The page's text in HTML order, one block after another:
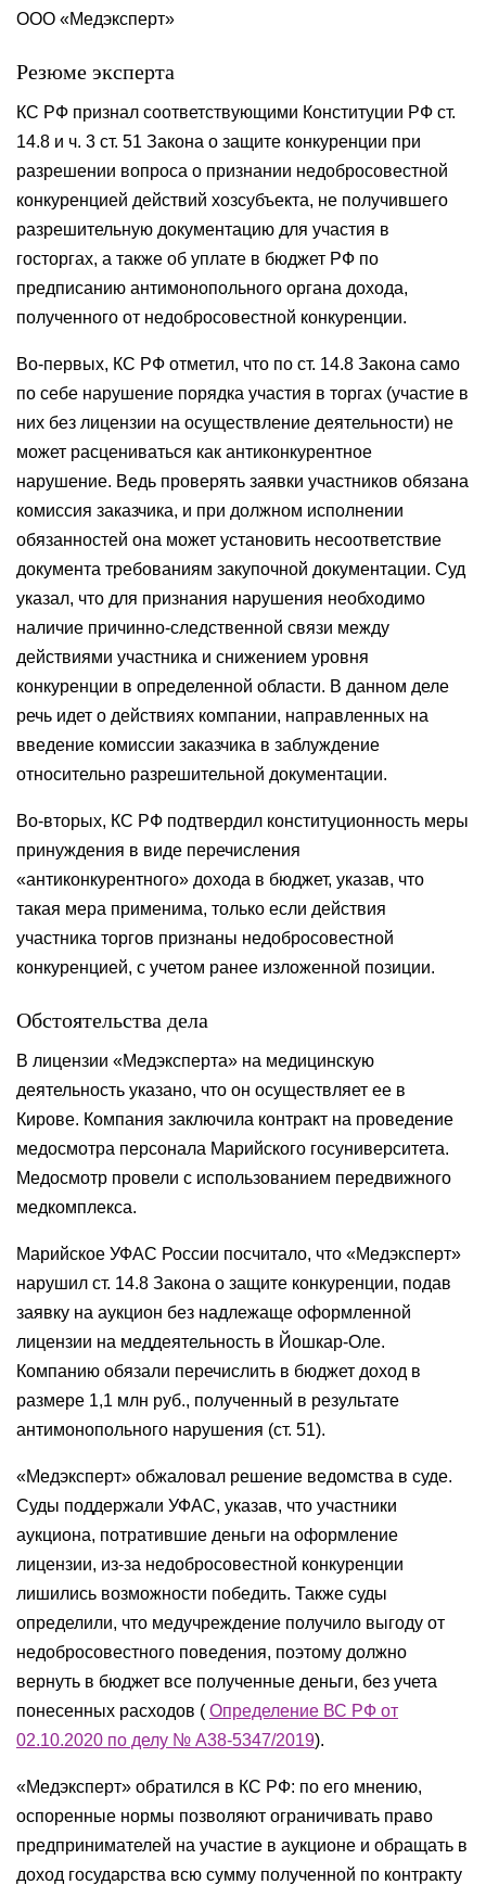
ООО «Медэксперт»
Резюме эксперта
КС РФ признал соответствующими Конституции РФ ст.
14.8 и ч. 3 ст. 51 Закона о защите конкуренции при
разрешении вопроса о признании недобросовестной
конкуренцией действий хозсубъекта, не получившего
разрешительную документацию для участия в
госторгах, а также об уплате в бюджет РФ по
предписанию антимонопольного органа дохода,
полученного от недобросовестной конкуренции.
Во-первых, КС РФ отметил, что по ст. 14.8 Закона само
по себе нарушение порядка участия в торгах (участие в
них без лицензии на осуществление деятельности) не
может расцениваться как антиконкурентное
нарушение. Ведь проверять заявки участников обязана
комиссия заказчика, и при должном исполнении
обязанностей она может установить несоответствие
документа требованиям закупочной документации. Суд
указал, что для признания нарушения необходимо
наличие причинно-следственной связи между
действиями участника и снижением уровня
конкуренции в определенной области. В данном деле
речь идет о действиях компании, направленных на
введение комиссии заказчика в заблуждение
относительно разрешительной документации.
Во-вторых, КС РФ подтвердил конституционность меры
принуждения в виде перечисления
«антиконкурентного» дохода в бюджет, указав, что
такая мера применима, только если действия
участника торгов признаны недобросовестной
конкуренцией, с учетом ранее изложенной позиции.
Обстоятельства дела
В лицензии «Медэксперта» на медицинскую
деятельность указано, что он осуществляет ее в
Кирове. Компания заключила контракт на проведение
медосмотра персонала Марийского госуниверситета.
Медосмотр провели с использованием передвижного
медкомплекса.
Марийское УФАС России посчитало, что «Медэксперт»
нарушил ст. 14.8 Закона о защите конкуренции, подав
заявку на аукцион без надлежаще оформленной
лицензии на меддеятельность в Йошкар-Оле.
Компанию обязали перечислить в бюджет доход в
размере 1,1 млн руб., полученный в результате
антимонопольного нарушения (ст. 51).
«Медэксперт» обжаловал решение ведомства в суде.
Суды поддержали УФАС, указав, что участники
аукциона, потратившие деньги на оформление
лицензии, из-за недобросовестной конкуренции
лишились возможности победить. Также суды
определили, что медучреждение получило выгоду от
недобросовестного поведения, поэтому должно
вернуть в бюджет все полученные деньги, без учета
понесенных расходов ( Определение ВС РФ от
02.10.2020 по делу № А38-5347/2019).
«Медэксперт» обратился в КС РФ: по его мнению,
оспоренные нормы позволяют ограничивать право
предпринимателей на участие в аукционе и обращать в
доход государства всю сумму полученной по контракту